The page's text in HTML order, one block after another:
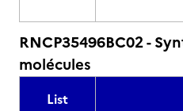
RNCP35496BC02 -
molécules
List